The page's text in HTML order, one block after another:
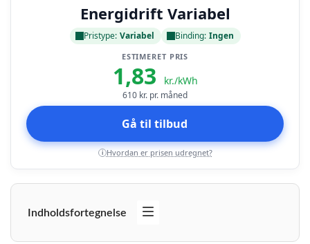
Energidrift Variabel
Pristype: Variabel Binding: Ingen
ESTIMERET PRIS
1,83 kr./kWh
610 kr. pr. måned
Gå til tilbud
i Hvordan er prisen udregnet?
Indholdsfortegnelse